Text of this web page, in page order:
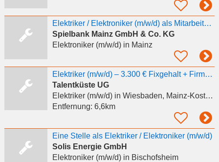
Elektriker / Elektroniker (m/w/d) als Mitarbeiter Technik (m/w/d)
Spielbank Mainz GmbH & Co. KG
Elektroniker (m/w/d)in Mainz
Elektriker (m/w/d) – 3.300 € Fixgehalt + Firmenwagen + Bonus
Talentküste UG
Elektriker (m/w/d)in Wiesbaden, Mainz-Kostheim
Entfernung: 6,6km
Eine Stelle als Elektriker / Elektroniker (m/w/d)
Solis Energie GmbH
Elektroniker (m/w/d)in Bischofsheim